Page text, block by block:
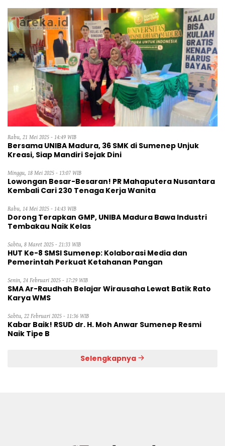
Rabu, 21 Mei 2025 - 14:49 WIB
Bersama UNIBA Madura, 36 SMK di Sumenep Unjuk
Kreasi, Siap Mandiri Sejak Dini
Minggu, 18 Mei 2025 - 13:07 WIB
Lowongan Besar-Besaran! PR Mahaputera Nusantara
Kembali Cari 230 Tenaga Kerja Wanita
Rabu, 14 Mei 2025 - 14:43 WIB
Dorong Terapkan GMP, UNIBA Madura Bawa Industri
Tembakau Naik Kelas
Sabtu, 8 Maret 2025 - 21:33 WIB
HUT Ke-8 SMSI Sumenep: Kolaborasi Media dan
Pemerintah Perkuat Ketahanan Pangan
Senin, 24 Februari 2025 - 17:29 WIB
SMA Ar-Raudhah Belajar Wirausaha Lewat Batik Rato
Karya WMS
Sabtu, 22 Februari 2025 - 11:36 WIB
Kabar Baik! RSUD dr. H. Moh Anwar Sumenep Resmi
Naik Tipe B
Selengkapnya